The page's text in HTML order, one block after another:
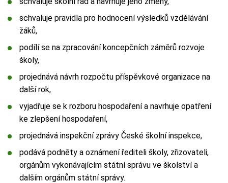
schvaluje pravidla pro hodnocení výsledků vzdělávání
žáků,
podílí se na zpracování koncepčních záměrů rozvoje
školy,
projednává návrh rozpočtu příspěvkové organizace na
další rok,
vyjadřuje se k rozboru hospodaření a navrhuje opatření
ke zlepšení hospodaření,
projednává inspekční zprávy České školní inspekce,
podává podněty a oznámení řediteli školy, zřizovateli,
orgánům vykonávajícím státní správu ve školství a
dalším orgánům státní správy.